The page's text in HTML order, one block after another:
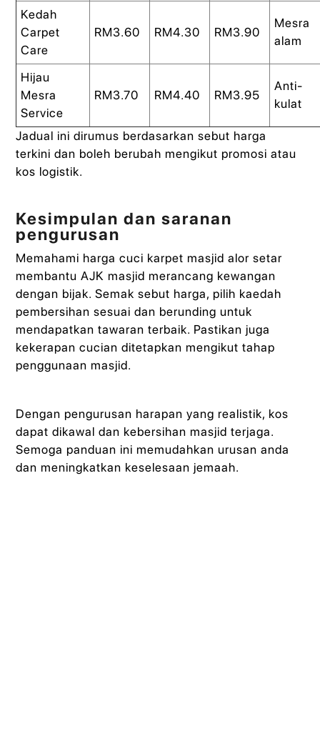
Kedah
Carpet
Care
RM3.60 RM4.30 RM3.90
Mesra
alam
Hijau
Mesra
Service
RM3.70 RM4.40 RM3.95
Anti-
kulat
Jadual ini dirumus berdasarkan sebut harga
terkini dan boleh berubah mengikut promosi atau
kos logistik.
Kesimpulan dan saranan
pengurusan
Memahami harga cuci karpet masjid alor setar
membantu AJK masjid merancang kewangan
dengan bijak. Semak sebut harga, pilih kaedah
pembersihan sesuai dan berunding untuk
mendapatkan tawaran terbaik. Pastikan juga
kekerapan cucian ditetapkan mengikut tahap
penggunaan masjid.
Dengan pengurusan harapan yang realistik, kos
dapat dikawal dan kebersihan masjid terjaga.
Semoga panduan ini memudahkan urusan anda
dan meningkatkan keselesaan jemaah.